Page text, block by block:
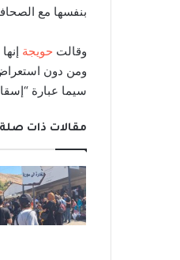
بنفسها مع
وقالت حويجة
ومن دون
سيما عبارة
مقالات ذات صلة